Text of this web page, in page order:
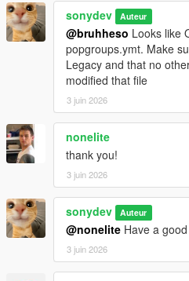
sonydev Auteur
@bruhheso Looks like
popgroups.ymt. Make
Legacy and that no
modified that file
3 juin 2026
nonelite
thank you!
3 juin 2026
sonydev Auteur
@nonelite Have a
3 juin 2026